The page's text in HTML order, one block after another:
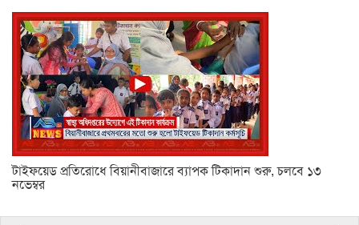
টাইফয়েড প্রতিরোধে বিয়ানীবাজারে ব্যাপক টিকাদান শুরু, চলবে ১৩
নভেম্বর